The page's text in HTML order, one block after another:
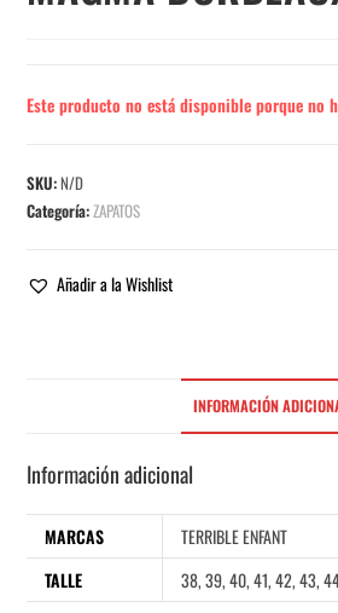
Este producto no está disponible porque no
SKU:N/D
Categoría:ZAPATOS
Añadir a la Wishlist
INFORMACIÓN
Información adicional
MARCAS
TERRIBLE ENFANT
TALLE
38, 39, 40, 41, 42, 43,